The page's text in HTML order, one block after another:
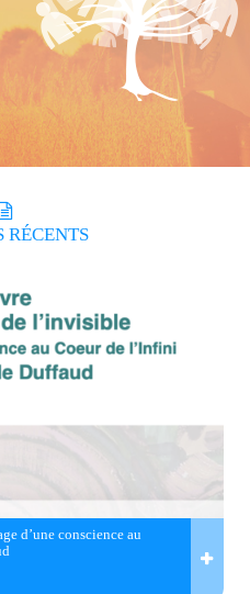
RÉCENTS
d’une conscience au